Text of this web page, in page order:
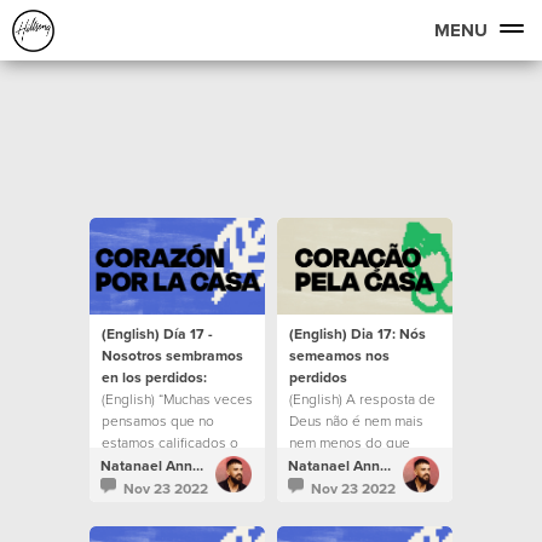
MENU
(English) Día 17 -
Nosotros sembramos
en los perdidos:
(English) “Muchas veces
pensamos que no
estamos calificados o
que no somos las
personas correctas,
que el que nos creó y
Natanael Annacondia
Nov 23 2022
(English) Dia 17: Nós
semeamos nos
perdidos
(English) A resposta de
Deus não é nem mais
nem menos do que
você mesmo. Natanael Annacondia
Nov 23 2022